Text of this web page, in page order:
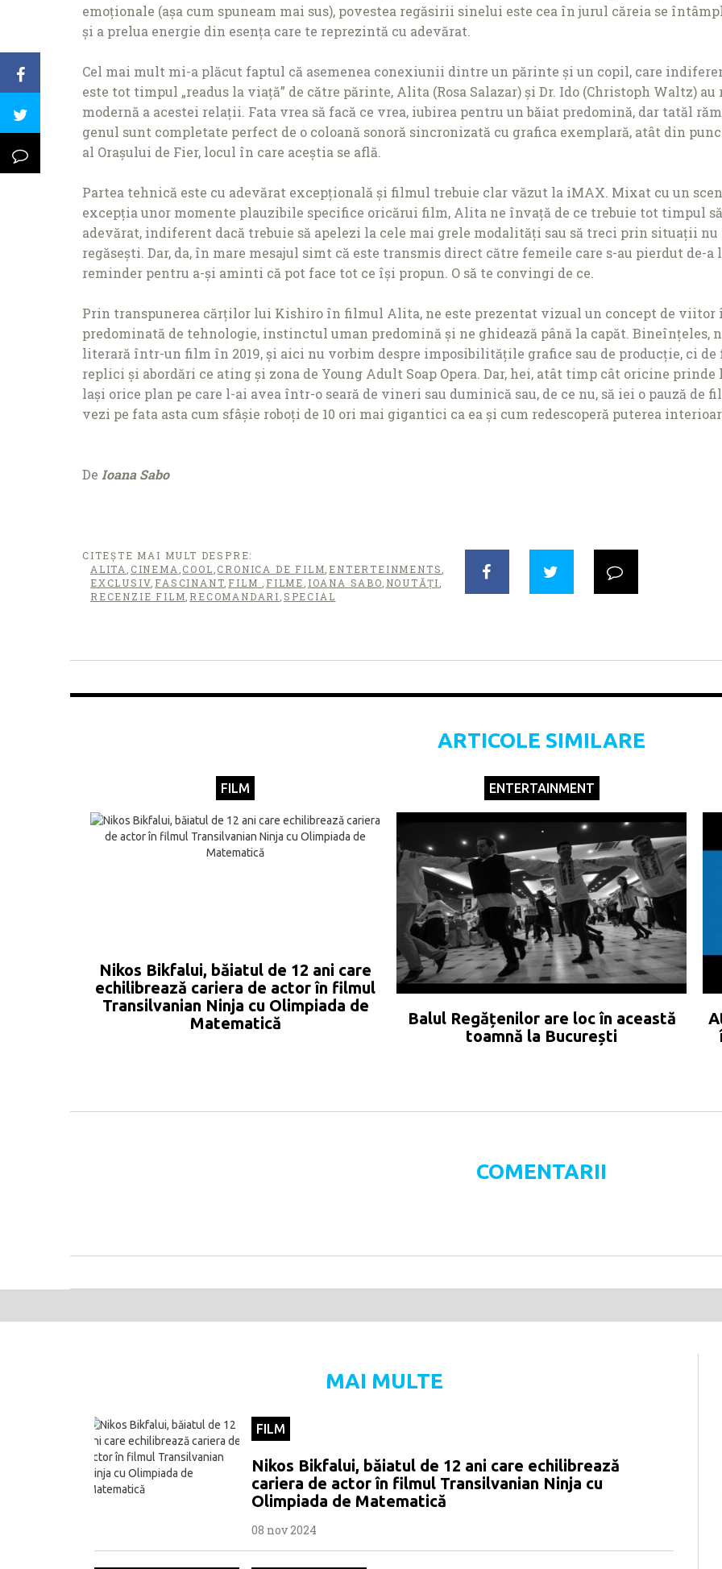
emoţionale (așa cum spuneam mai sus), povestea regăsirii sinelui este cea în jurul căreia se
și a prelua energie din esenţa care te reprezintă cu adevărat.
Cel mai mult mi-a plăcut faptul că asemenea conexiunii dintre un părinte și un copil, care
este tot timpul „readus la viaţă” de către părinte, Alita (Rosa Salazar) și Dr. Ido (Christoph Waltz)
modernă a acestei relaţii. Fata vrea să facă ce vrea, iubirea pentru un băiat predomină, dar tatăl
genul sunt completate perfect de o coloană sonoră sincronizată cu grafica exemplară, atât din
al Orașului de Fier, locul în care aceștia se află.
Partea tehnică este cu adevărat excepţională și filmul trebuie clar văzut la iMAX. Mixat cu un
excepţia unor momente plauzibile specifice oricărui film, Alita ne învaţă de ce trebuie tot timpul
adevărat, indiferent dacă trebuie să apelezi la cele mai grele modalităţi sau să treci prin situaţii nu
regăsești. Dar, da, în mare mesajul simt că este transmis direct către femeile care s-au pierdut de-
reminder pentru a-și aminti că pot face tot ce își propun. O să te convingi de ce.
Prin transpunerea cărţilor lui Kishiro în filmul Alita, ne este prezentat vizual un concept de viitor
predominată de tehnologie, instinctul uman predomină și ne ghidează până la capăt. Bineînţeles,
literară într-un film în 2019, și aici nu vorbim despre imposibilităţile grafice sau de producţie, ci
replici și abordări ce ating și zona de Young Adult Soap Opera. Dar, hei, atât timp cât oricine prinde
lași orice plan pe care l-ai avea într-o seară de vineri sau duminică sau, de ce nu, să iei o pauză
vezi pe fata asta cum sfâșie roboţi de 10 ori mai gigantici ca ea și cum redescoperă puterea
De Ioana Sabo
CITEȘTE MAI MULT DESPRE:
ALITA CINEMA COOL CRONICA DE FILM ENTERTEINMENTS
EXCLUSIV FASCINANT FILM FILME IOANA SABO NOUTĂȚI
RECENZIE FILM RECOMANDARI SPECIAL
ARTICOLE SIMILARE
FILM
Nikos Bikfalui, băiatul de 12 ani care
echilibrează cariera de actor în filmul
Transilvanian Ninja cu Olimpiada de
Matematică
ENTERTAINMENT
Balul Regățenilor are loc în această
toamnă la București
COMENTARII
MAI MULTE
FILM
Nikos Bikfalui, băiatul de 12 ani care echilibrează
cariera de actor în filmul Transilvanian Ninja cu
Olimpiada de Matematică
08 nov 2024